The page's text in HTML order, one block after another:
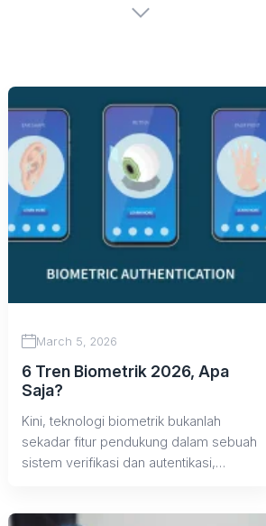
March 5, 2026
6 Tren Biometrik 2026, Apa
Saja?
Kini, teknologi biometrik bukanlah
sekadar fitur pendukung dalam sebuah
sistem verifikasi dan autentikasi,